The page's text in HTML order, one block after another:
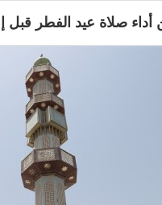
أداء صلاة عيد الفطر